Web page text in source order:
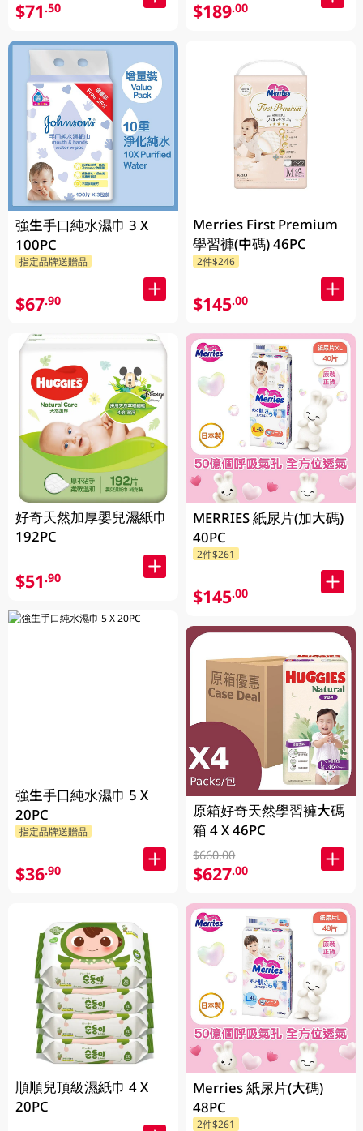
$71.50
強生手口純水濕巾 3 X
100PC
指定品牌送贈品
$67.90
好奇天然加厚嬰兒濕紙巾
192PC
$51.90
強生手口純水濕巾 5 X
20PC
指定品牌送贈品
$36.90
順順兒頂級濕紙巾 4 X
20PC
$189.00
Merries First Premium
學習褲(中碼) 46PC
2件$246
$145.00
MERRIES 紙尿片(加大碼)
40PC
2件$261
$145.00
原箱好奇天然學習褲大碼
箱 4 X 46PC
$660.00
$627.00
Merries 紙尿片(大碼)
48PC
2件$261